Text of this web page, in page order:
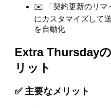
✉️ 「契約更新のリマ
にカスタマイズして
を自動化
Extra Thursday
リット
✅ 主要なメリット